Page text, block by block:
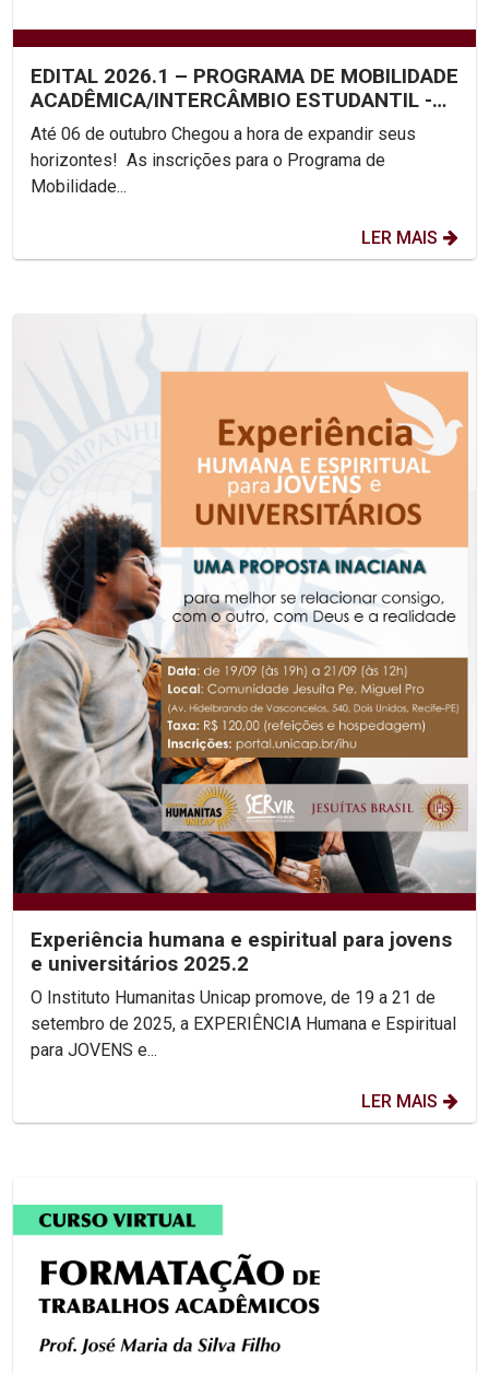
EDITAL 2026.1 – PROGRAMA DE MOBILIDADE
ACADÊMICA/INTERCÂMBIO ESTUDANTIL -
UNICAP
Até 06 de outubro Chegou a hora de expandir seus
horizontes! As inscrições para o Programa de
Mobilidade...
LER MAIS
Experiência humana e espiritual para jovens
e universitários 2025.2
O Instituto Humanitas Unicap promove, de 19 a 21 de
setembro de 2025, a EXPERIÊNCIA Humana e Espiritual
para JOVENS e...
LER MAIS